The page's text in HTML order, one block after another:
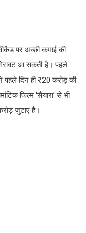
पर अच्छी कमाई की
आ सकती है। पहले
पहले दिन ही ₹20 करोड़ की
फिल्म 'सैयारा' से भी
जुटाए हैं।